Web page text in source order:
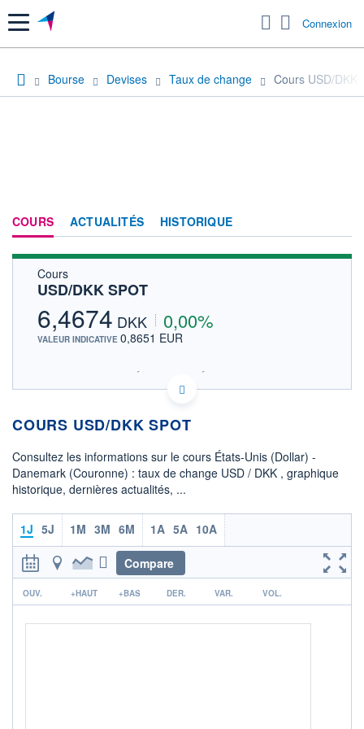
Menu Connexion
Bourse Devises Taux de change Cours USD/DKK
COURS ACTUALITÉS HISTORIQUE
Cours
USD/DKK SPOT
6,4674 DKK 0,00%
VALEUR INDICATIVE 0,8651 EUR
SIX - FOREX 1 DONNÉES TEMPS RÉEL
Politique d'exécution
03h09 06h12
6,4
OUVERTURE
6,4674
CLÔTURE VEILLE
6,4674 6,4674
COTATION SPÉCIFIQUE
COURS USD/DKK SPOT
Consultez les informations sur le cours États-Unis (Dollar) -
Danemark (Couronne) : taux de change USD / DKK , graphique
historique, dernières actualités, ...
1J 5J 1M 3M 6M 1A 5A 10A
Compare
r
OUV. +HAUT +BAS DER. VAR. VOL.